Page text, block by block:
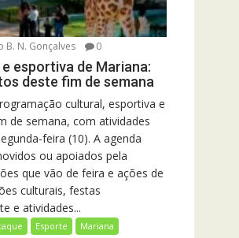
B. N. Gonçalves 0
esportiva de Mariana:
deste fim de semana
cultural, esportiva e
de semana, com atividades
feira (10). A agenda
ou apoiados pela
que vão de feira e ações de
culturais, festas
e atividades...
Esporte
Mariana